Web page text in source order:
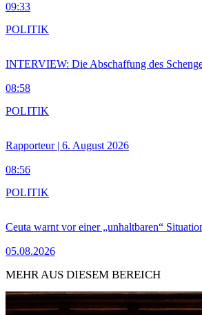
09:33
INTERVIEW: Die Abschaffung des
08:58
POLITIK
Rapporteur | 6. August 2026
08:56
POLITIK
Ceuta warnt vor einer „unhaltbaren“
05.08.2026
POLITIK
MEHR AUS DIESEM BEREICH